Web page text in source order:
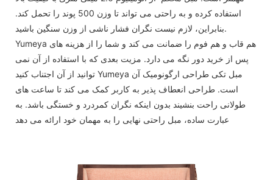
استفاده کرده و به راحتی می تواند تا وزن 500 پوند را تحمل کند.
بنابراین، لازم نیست نگران فشار ناشی از وزن سنگین باشید.
Yumeya هم قاب و هم فوم را ضمانت می کند و شما را از هزینه های
پس از خرید دور نگه می دارد. مزیت بعدی که با استفاده از آن نمی
توانید از آن اجتناب کنید Yumeya مبل تکی طراحی ارگونومیک آن
است. طراحی انعطاف پذیر به کاربر کمک می کند تا ساعت های
طولانی راحت بنشیند بدون اینکه نگران کمردرد و خستگی باشد. به